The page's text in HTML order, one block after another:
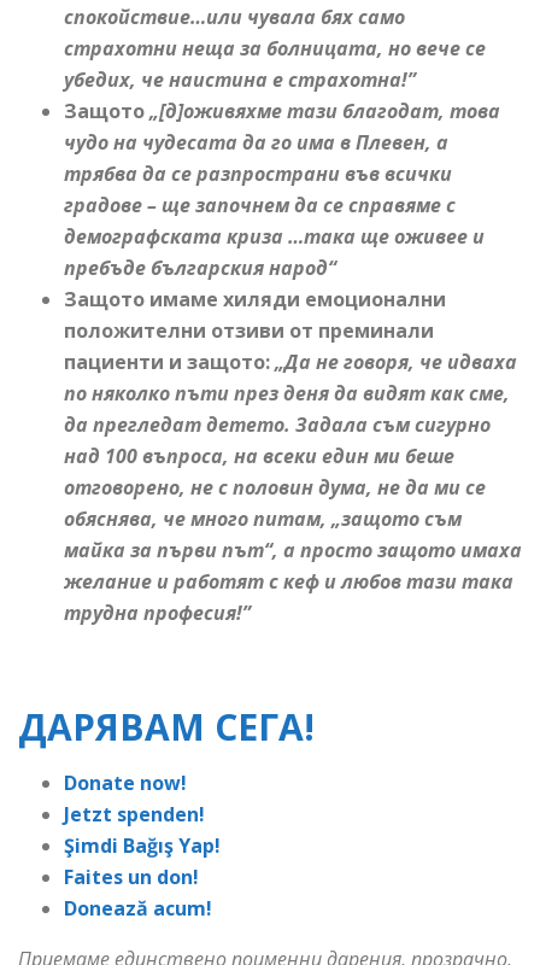
спокойствие…или чувала бях само
страхотни неща за болницата, но вече се
убедих, че наистина е страхотна!”
Защото„[д]оживяхме тази благодат, това
чудо на чудесата да го има в Плевен, а
трябва да се разпространи във всички
градове – ще започнем да се справяме с
демографската криза …така ще оживее и
пребъде българския народ“
Защото имаме хиляди емоционални
положителни отзиви от преминали
пациенти и защото: „Да не говоря, че идваха
по няколко пъти през деня да видят как сме,
да прегледат детето. Задала съм сигурно
над 100 въпроса, на всеки един ми беше
отговорено, не с половин дума, не да ми се
обяснява, че много питам, „защото съм
майка за първи път“, а просто защото имаха
желание и работят с кеф и любов тази така
трудна професия!”
ДАРЯВАМ СЕГА!
Donate now!
Jetzt spenden!
Şimdi Bağış Yap!
Faites un don!
Donează acum!
Приемаме единствено поименни дарения, прозрачно,